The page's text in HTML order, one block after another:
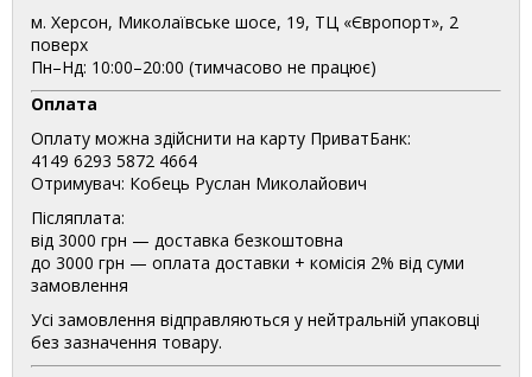
м. Херсон, Миколаївське шосе, 19, ТЦ «Європорт», 2
поверх
Пн–Нд: 10:00–20:00 (тимчасово не працює)
Оплата
Оплату можна здійснити на карту ПриватБанк:
4149 6293 5872 4664
Отримувач: Кобець Руслан Миколайович
Післяплата:
від 3000 грн — доставка безкоштовна
до 3000 грн — оплата доставки + комісія 2% від суми
замовлення
Усі замовлення відправляються у нейтральній упаковці
без зазначення товару.